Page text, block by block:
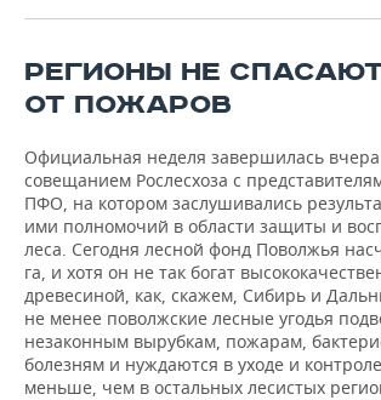
РЕГИОНЫ НЕ
ОТ ПОЖАРОВ
Официальная неделя завершилась
совещанием Рослесхоза с
ПФО, на котором заслушивались
ими полномочий в области защиты и
леса. Сегодня лесной фонд Поволжья
га, и хотя он не так богат
древесиной, как, скажем, Сибирь и
не менее поволжские лесные угодья
незаконным вырубкам, пожарам,
болезням и нуждаются в уходе и
меньше, чем в остальных лесистых